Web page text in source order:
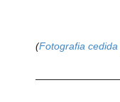
(Fotografia